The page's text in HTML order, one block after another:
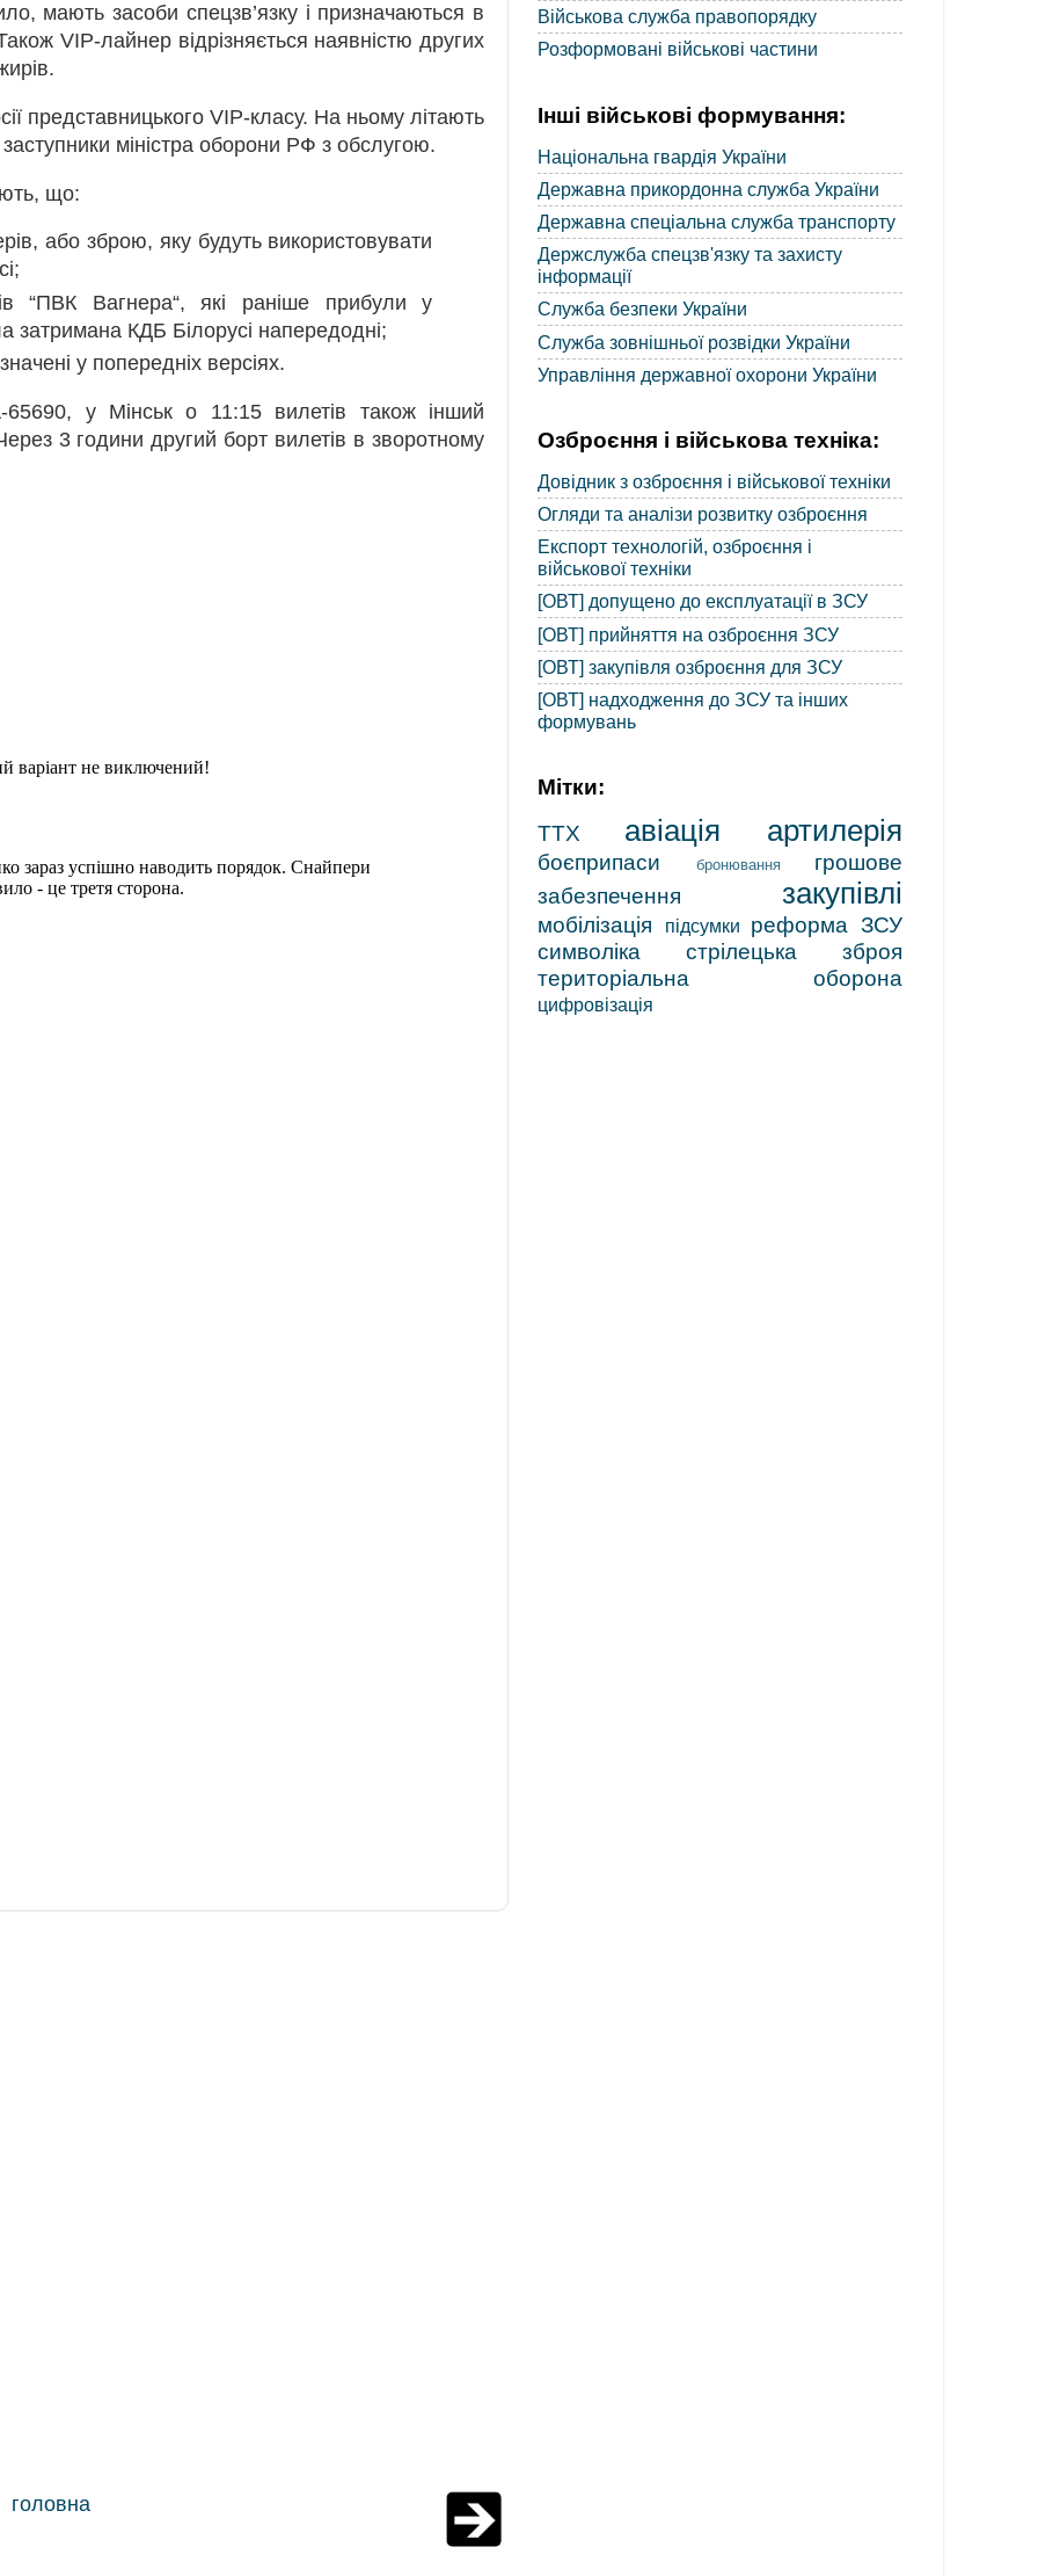
мають засоби спецзв’язку і призначаються в
VIP-лайнер відрізняється наявністю других
представницького VIP-класу. На ньому літають
заступники міністра оборони РФ з обслугою.
що:
або зброю, яку будуть використовувати
“ПВК Вагнера“, які раніше прибули у
затримана КДБ Білорусі напередодні;
у попередніх версіях.
у Мінськ о 11:15 вилетів також інший
3 години другий борт вилетів в зворотному
головна
Військова служба правопорядку
Розформовані військові частини
Інші військові формування:
Національна гвардія України
Державна прикордонна служба України
Державна спеціальна служба транспорту
Держслужба спецзв'язку та захисту
інформації
Служба безпеки України
Служба зовнішньої розвідки України
Управління державної охорони України
Озброєння і військова техніка:
Довідник з озброєння і військової техніки
Огляди та аналізи розвитку озброєння
Експорт технологій, озброєння і
військової техніки
[ОВТ] допущено до експлуатації в ЗСУ
[ОВТ] прийняття на озброєння ЗСУ
[ОВТ] закупівля озброєння для ЗСУ
[ОВТ] надходження до ЗСУ та інших
формувань
Мітки:
ТТХ авіація артилерія
боєприпаси бронювання
грошове
забезпечення
закупівлі
мобілізація підсумки
реформа ЗСУ
символіка
стрілецька зброя
територіальна оборона
цифровізація